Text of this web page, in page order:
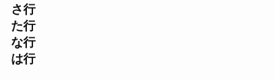
さ行
た行
な行
は行